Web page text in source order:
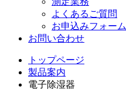
よくあるご質問
お申込みフォーム
お問い合わせ
トップページ
製品案内
電子除湿器